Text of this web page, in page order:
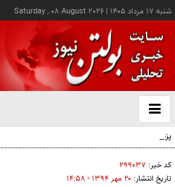
شنبه ۱۷ مرداد ۱۴۰۵ |
Saturday , 08 August 2026
باز
و
پزشکیان: خدمت بی‌منت و مشارکت مردمی، پایه
کد خبر: ۲۹۹۰۳۷
تاریخ انتشار: ۲۰ مهر ۱۳۹۴ - ۱۴:۵۸